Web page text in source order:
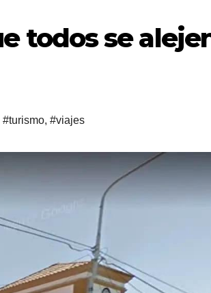
todos se
#turismo, #viajes